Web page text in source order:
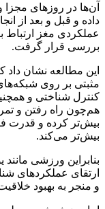
آن‌ها در روزهای
داده و قبل و بعد از
عملکردی مغز
بررسی قرار گرفت.
این مطالعه نشان
مثبتی بر روی
کنترل شناختی و
هم‌‌چون راه رفتن و
بیش‌تر کرده و قدرت
بیش‌تر می‌کند.
بنابراین ورزشی مانند
ارتقای عملکردهای
و منجر به بهبود